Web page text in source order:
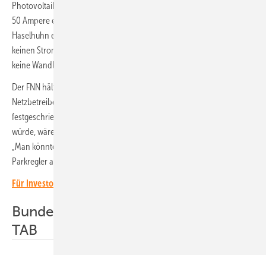
Photovoltaik als dauerproduzierenden Generator. „Deshalb wird ab
50 Ampere eine teure Wandlermessung vorgeschrieben“, nennt
Haselhuhn ein weiteres Beispiel. „Aber nachts liefert die Solaranlage
keinen Strom. Anlagen im Aussetzbetrieb brauchen normalerweise
keine Wandlermessung.“
Der FNN hält an seiner Betrachtungsweise fest. Zudem hat jeder
Netzbetreiber eigene Anschlussbedingungen, die in den TAB
festgeschrieben sind. „Wenn man die Bedingungen standardisieren
würde, wären die Zertifizierung viel einfacher“, schlägt Haselhuhn vor.
„Man könnte mit typgeprüften und zertifizierten Wechselrichtern oder
Parkregler arbeiten, um die Zertifizierung zusätzlich zu vereinfachen.“
Für Investoren: Netzanschluss von Solarprojekten
Bundesweiter Flickenteppich der
TAB